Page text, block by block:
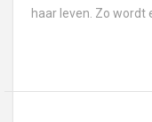
haar leven. Zo wordt